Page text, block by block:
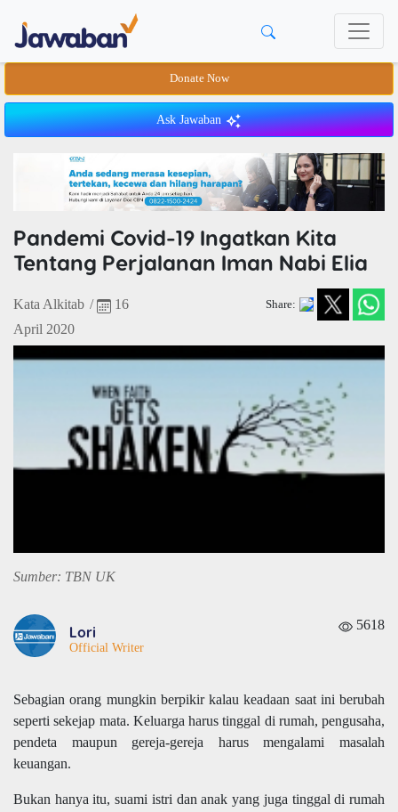
Donate Now
Ask Jawaban
Pandemi Covid-19 Ingatkan Kita
Tentang Perjalanan Iman Nabi Elia
Kata Alkitab /
16
April 2020
Share:
Sumber: TBN UK
Lori
Official Writer
5618
Sebagian orang mungkin berpikir kalau keadaan saat ini berubah
seperti sekejap mata. Keluarga harus tinggal di rumah, pengusaha,
pendeta maupun gereja-gereja harus mengalami masalah
keuangan.
Bukan hanya itu, suami istri dan anak yang juga tinggal di rumah